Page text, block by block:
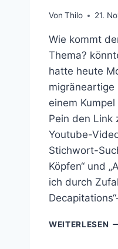
Von Thilo 21.
Wie kommt
Thema?
hatte heute
migräneartige
einem
Pein den Link
Youtube-
Stichwort-
Köpfen“ und
ich durch
WEITERLESEN